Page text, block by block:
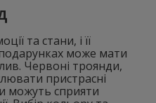
та стани, і її
може мати
Червоні троянди,
пристрасні
можуть сприяти